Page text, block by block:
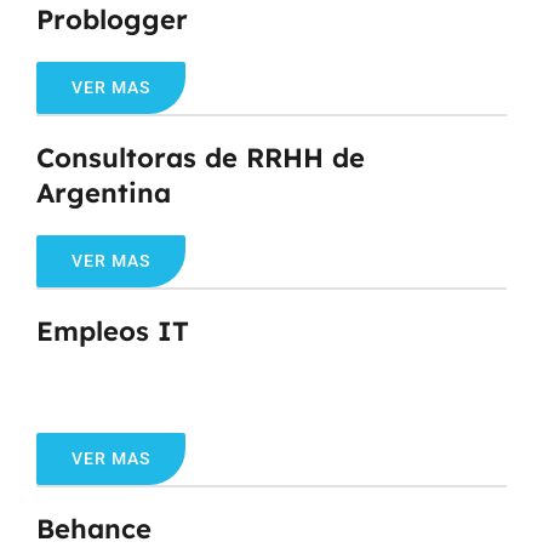
Problogger
VER MAS
Consultoras de RRHH de
Argentina
VER MAS
Empleos IT
VER MAS
Behance